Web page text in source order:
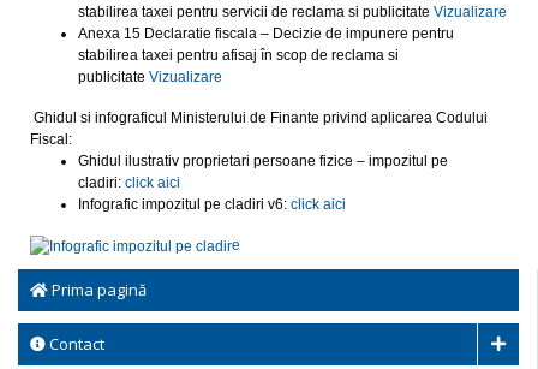
Prima pagină
Contact
stabilirea taxei pentru servicii de reclama si publicitate Vizualizare
Anexa 15 Declaratie fiscala – Decizie de impunere pentru
stabilirea taxei pentru afisaj în scop de reclama si
publicitate Vizualizare
Ghidul si infograficul Ministerului de Finante privind aplicarea Codului
Fiscal:
Ghidul ilustrativ proprietari persoane fizice – impozitul pe
cladiri: click aici
Infografic impozitul pe cladiri v6: click aici
e